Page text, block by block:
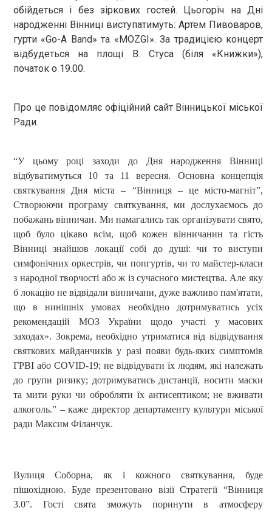
обійдеться і без зіркових гостей. Цьогоріч на Дні
народженні Вінниці виступатимуть: Артем Пивоваров,
гурти «Go-A Band» та « MOZGI ». За традицією концерт
відбудеться на площі В. Стуса (біля «Книжки»),
початок о 19.00.
Про це повідомляє офіційний сайт Вінницької міської
Ради.
“У цьому році заходи до Дня народження Вінниці
відбуватимуться 10 та 11 вересня. Основна концепція
святкування Дня міста – “Вінниця – це місто-магніт”,
Створюючи програму святкування, ми дослухаємось до
побажань вінничан. Ми намагались так організувати свято,
щоб було цікаво всім, щоб кожен вінничанин та гість
Вінниці знайшов локації собі до душі: чи то виступи
симфонічних оркестрів, чи попгуртів, чи то майстер-класи
з народної творчості або ж із сучасного мистецтва. Але яку
б локацію не відвідали вінничани, дуже важливо пам'ятати,
що в нинішніх умовах необхідно дотримуватись усіх
рекомендацій МОЗ України щодо участі у масових
заходах». Зокрема, необхідно утриматися від відвідування
святкових майданчиків у разі появи будь-яких симптомів
ГРВІ або COVID-19; не відвідувати їх людям, які належать
до групи ризику; дотримуватись дистанції, носити маски
та мити руки чи обробляти їх антисептиком; не вживати
алкоголь.” – каже директор департаменту культури міської
ради Максим Філанчук.
Вулиця Соборна, як і кожного святкування, буде
пішохідною. Буде презентовано візії Стратегії “Вінниця
3.0”. Гості свята зможуть поринути в атмосферу